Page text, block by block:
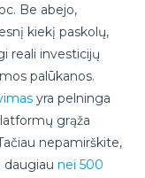
Be abejo,
kiekį paskolų,
reali investicijų
palūkanos.
yra pelninga
grąža
nepamirškite,
daugiau nei 500